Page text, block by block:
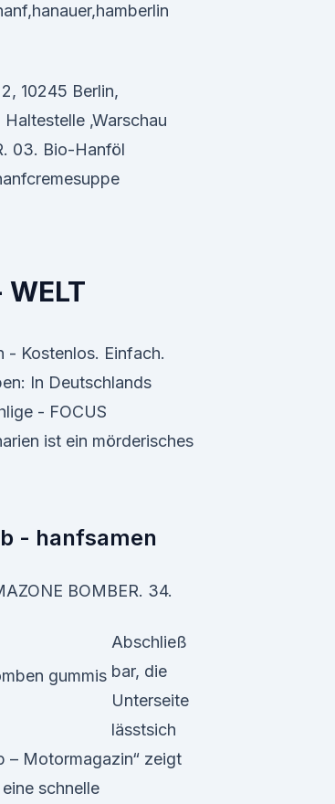
10245 Berlin,
‚Warschau
03. Bio-Hanföl
- Kostenlos. Einfach.
In Deutschlands
- FOCUS
ist ein mörderisches
- hanfsamen
BOMBER. 34.
Abschließ
bar, die
Unterseite
lässtsich
– Motormagazin“ zeigt
schnelle